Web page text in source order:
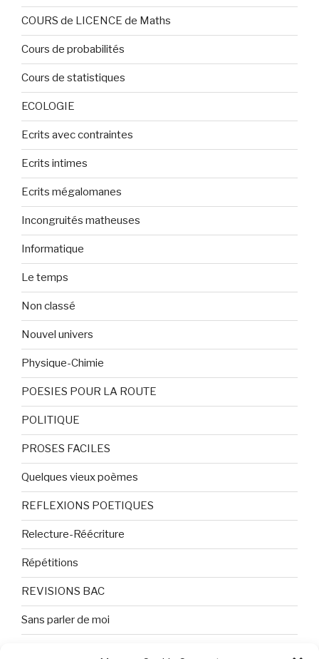
COURS de LICENCE de Maths
Cours de probabilités
Cours de statistiques
ECOLOGIE
Ecrits avec contraintes
Ecrits intimes
Ecrits mégalomanes
Incongruités matheuses
Informatique
Le temps
Non classé
Nouvel univers
Physique-Chimie
POESIES POUR LA ROUTE
POLITIQUE
PROSES FACILES
Quelques vieux poèmes
REFLEXIONS POETIQUES
Relecture-Réécriture
Répétitions
REVISIONS BAC
Sans parler de moi